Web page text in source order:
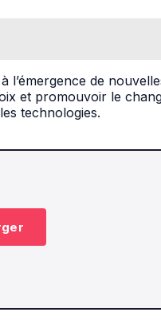
de
et promouvoir le
technologies.